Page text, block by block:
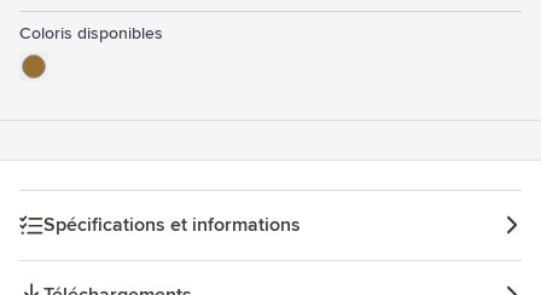
Coloris disponibles
Spécifications et informations